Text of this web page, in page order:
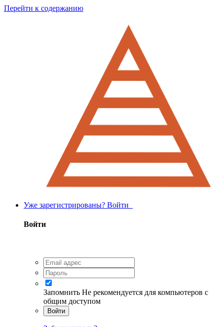
Перейти к содержанию
Уже зарегистрированы? Войти
Войти
Запомнить Не рекомендуется для компьютеров с
общим доступом
Войти